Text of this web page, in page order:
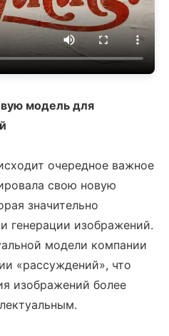
модель для
очередное важное
свою новую
значительно
генерации изображений.
модели компании
«рассуждений», что
изображений более